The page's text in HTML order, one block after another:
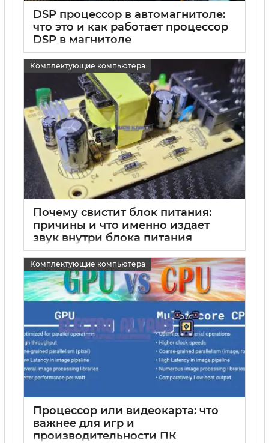
DSP процессор в автомагнитоле:
что это и как работает процессор
DSP в магнитоле
Комплектующие компьютера
Почему свистит блок питания:
причины и что именно издает
звук внутри блока питания
Комплектующие компьютера
Процессор или видеокарта: что
важнее для игр и
производительности ПК